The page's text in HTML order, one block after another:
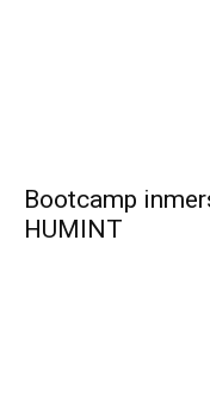
Bootcamp
HUMINT